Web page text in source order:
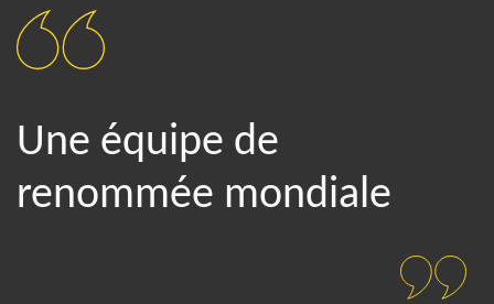
Une équipe de
renommée mondiale